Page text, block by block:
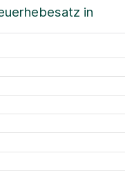
in